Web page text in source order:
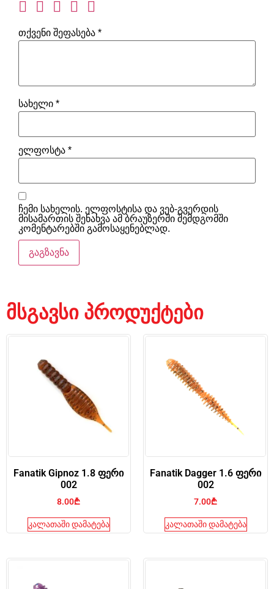
თქვენი შეფასება *
სახელი *
ელფოსტა *
ჩემი სახელის. ელფოსტისა და ვებ-გვერდის
მისამართის შენახვა ამ ბრაუზერში შემდგომში
კომენტარებში გამოსაყენებლად.
მსგავსი პროდუქტები
Fanatik Gipnoz 1.8 ფერი
002
8.00₾
კალათაში დამატება
Fanatik Dagger 1.6 ფერი
002
7.00₾
კალათაში დამატება